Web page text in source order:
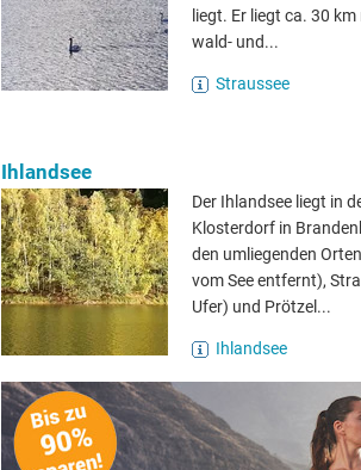
liegt. Er liegt ca. 30
wald- und...
Straussee
Ihlandsee
Der Ihlandsee liegt in
Klosterdorf in
den umliegenden
vom See entfernt),
Ufer) und Prötzel...
Ihlandsee